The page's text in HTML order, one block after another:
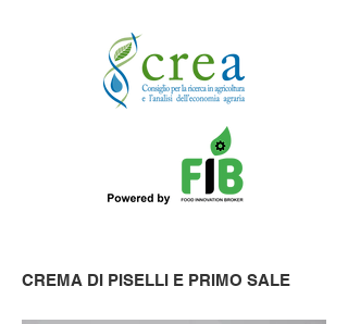
CREMA DI PISELLI E PRIMO SALE